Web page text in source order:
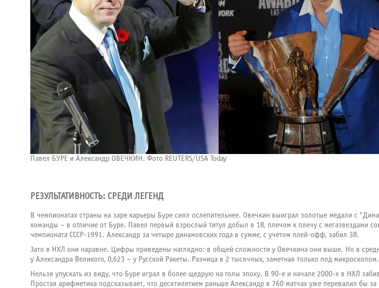
Павел БУРЕ и Александр ОВЕЧКИН. Фото REUTERS/USA Today
РЕЗУЛЬТАТИВНОСТЬ: СРЕДИ ЛЕГЕНД
В чемпионатах страны на заре карьеры Буре сиял ослепительнее. Овечкин выиграл золотые медали с
команды – в отличие от Буре. Павел первый взрослый титул добыл в 18, плечом к плечу с мегазвездами
чемпионата СССР-1991. Александр за четыре динамовских года в сумме, с учетом плей-офф, забил 38.
Зато в НХЛ они наравне. Цифры приведены наглядно: в общей сложности у Овечкина они выше. Но в
у Александра Великого, 0,623 – у Русской Ракеты. Разница в 2 тысячных, заметная только под микроскопом.
Нельзя упускать из виду, что Буре играл в более щедрую на голы эпоху. В 90-е и начале 2000-х в НХЛ
Простая арифметика подсказывает, что десятилетием раньше Александр в 760 матчах уже перевалил бы